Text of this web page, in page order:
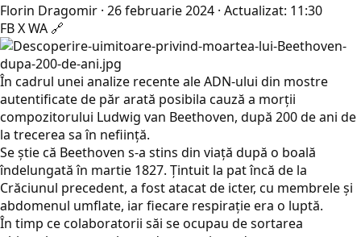
Florin Dragomir · 26 februarie 2024 · Actualizat: 11:30
FBXWA 🔗
În cadrul unei analize recente ale ADN-ului din mostre
autentificate de păr arată posibila cauză a morții
compozitorului Ludwig van Beethoven, după 200 de ani de
la trecerea sa în neființă.
Se ştie că Beethoven s-a stins din viață după o boală
îndelungată în martie 1827. Țintuit la pat încă de la
Crăciunul precedent, a fost atacat de icter, cu membrele și
abdomenul umflate, iar fiecare respirație era o luptă.
În timp ce colaboratorii săi se ocupau de sortarea